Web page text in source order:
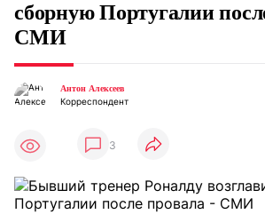
сборную Португалии
СМИ
Антон Алексеев
Корреспондент
3